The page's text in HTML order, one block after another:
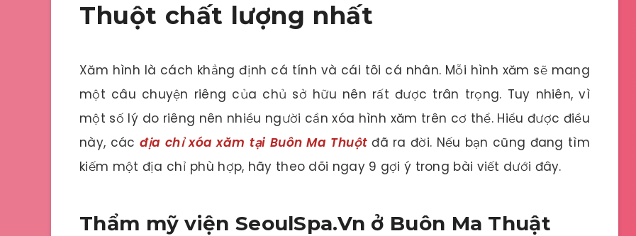
Thuột chất lượng nhất
Xăm hình là cách khẳng định cá tính và cái tôi cá nhân. Mỗi hình xăm sẽ mang
một câu chuyện riêng của chủ sở hữu nên rất được trân trọng. Tuy nhiên, vì
một số lý do riêng nên nhiều người cần xóa hình xăm trên cơ thể. Hiểu được điều
này, các địa chỉ xóa xăm tại Buôn Ma Thuộtđã ra đời. Nếu bạn cũng đang tìm
kiếm một địa chỉ phù hợp, hãy theo dõi ngay 9 gợi ý trong bài viết dưới đây.
Thẩm mỹ viện SeoulSpa.Vn ở Buôn Ma Thuật